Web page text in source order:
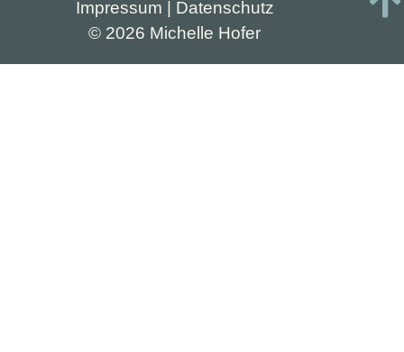
© 2026 Michelle Hofer
Impressum | Datenschutz